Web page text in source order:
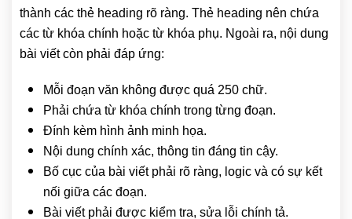
thành các thẻ heading rõ ràng. Thẻ heading nên chứa
các từ khóa chính hoặc từ khóa phụ. Ngoài ra, nội dung
bài viết còn phải đáp ứng:
Mỗi đoạn văn không được quá 250 chữ.
Phải chứa từ khóa chính trong từng đoạn.
Đính kèm hình ảnh minh họa.
Nội dung chính xác, thông tin đáng tin cậy.
Bố cục của bài viết phải rõ ràng, logic và có sự kết
nối giữa các đoạn.
Bài viết phải được kiểm tra, sửa lỗi chính tả.